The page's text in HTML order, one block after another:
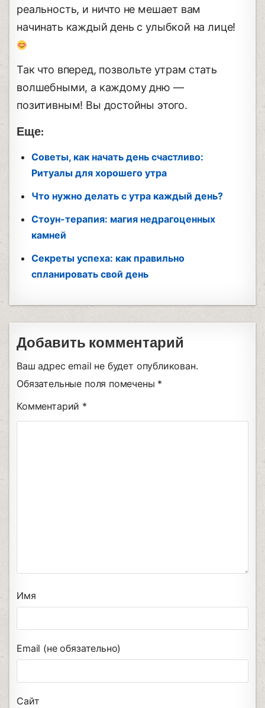
реальность, и ничто не мешает вам
начинать каждый день с улыбкой на лице!
Так что вперед, позвольте утрам стать
волшебными, а каждому дню —
позитивным! Вы достойны этого.
Еще:
Советы, как начать день счастливо:
Ритуалы для хорошего утра
Что нужно делать с утра каждый день?
Стоун-терапия: магия недрагоценных
камней
Секреты успеха: как правильно
спланировать свой день
Добавить комментарий
Ваш адрес email не будет опубликован.
Обязательные поля помечены *
Комментарий *
Имя
Email (не обязательно)
Сайт